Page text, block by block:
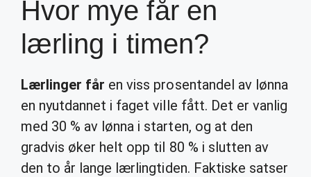
Hvor mye får en
lærling i timen?
Lærlinger får en viss prosentandel av lønna
en nyutdannet i faget ville fått. Det er vanlig
med 30 % av lønna i starten, og at den
gradvis øker helt opp til 80 % i slutten av
den to år lange lærlingtiden. Faktiske satser